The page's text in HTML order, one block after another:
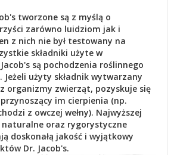
tworzone są z myślą o
zarówno luidziom jak i
z nich nie był testowany na
składniki użyte w
są pochodzenia roślinnego
użyty składnik wytwarzany
organizmy zwierząt, pozyskuje się
im cierpienia (np.
z owczej wełny). Najwyższej
naturalne oraz rygorystyczne
doskonałą jakość i wyjątkowy
Dr. Jacob's.